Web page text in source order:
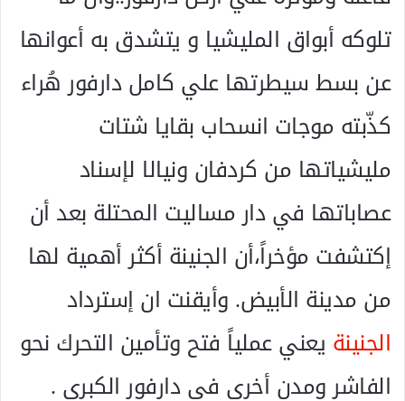
تلوكه أبواق المليشيا و يتشدق به أعوانها
عن بسط سيطرتها علي كامل دارفور هُراء
كذّبته موجات انسحاب بقايا شتات
مليشياتها من كردفان ونيالا لإسناد
عصاباتها في دار مساليت المحتلة بعد أن
إكتشفت مؤخراً،أن الجنينة أكثر أهمية لها
من مدينة الأبيض. وأيقنت ان إسترداد
الجنينة يعني عملياً فتح وتأمين التحرك نحو
الفاشر ومدن أخري في دارفور الكبري .